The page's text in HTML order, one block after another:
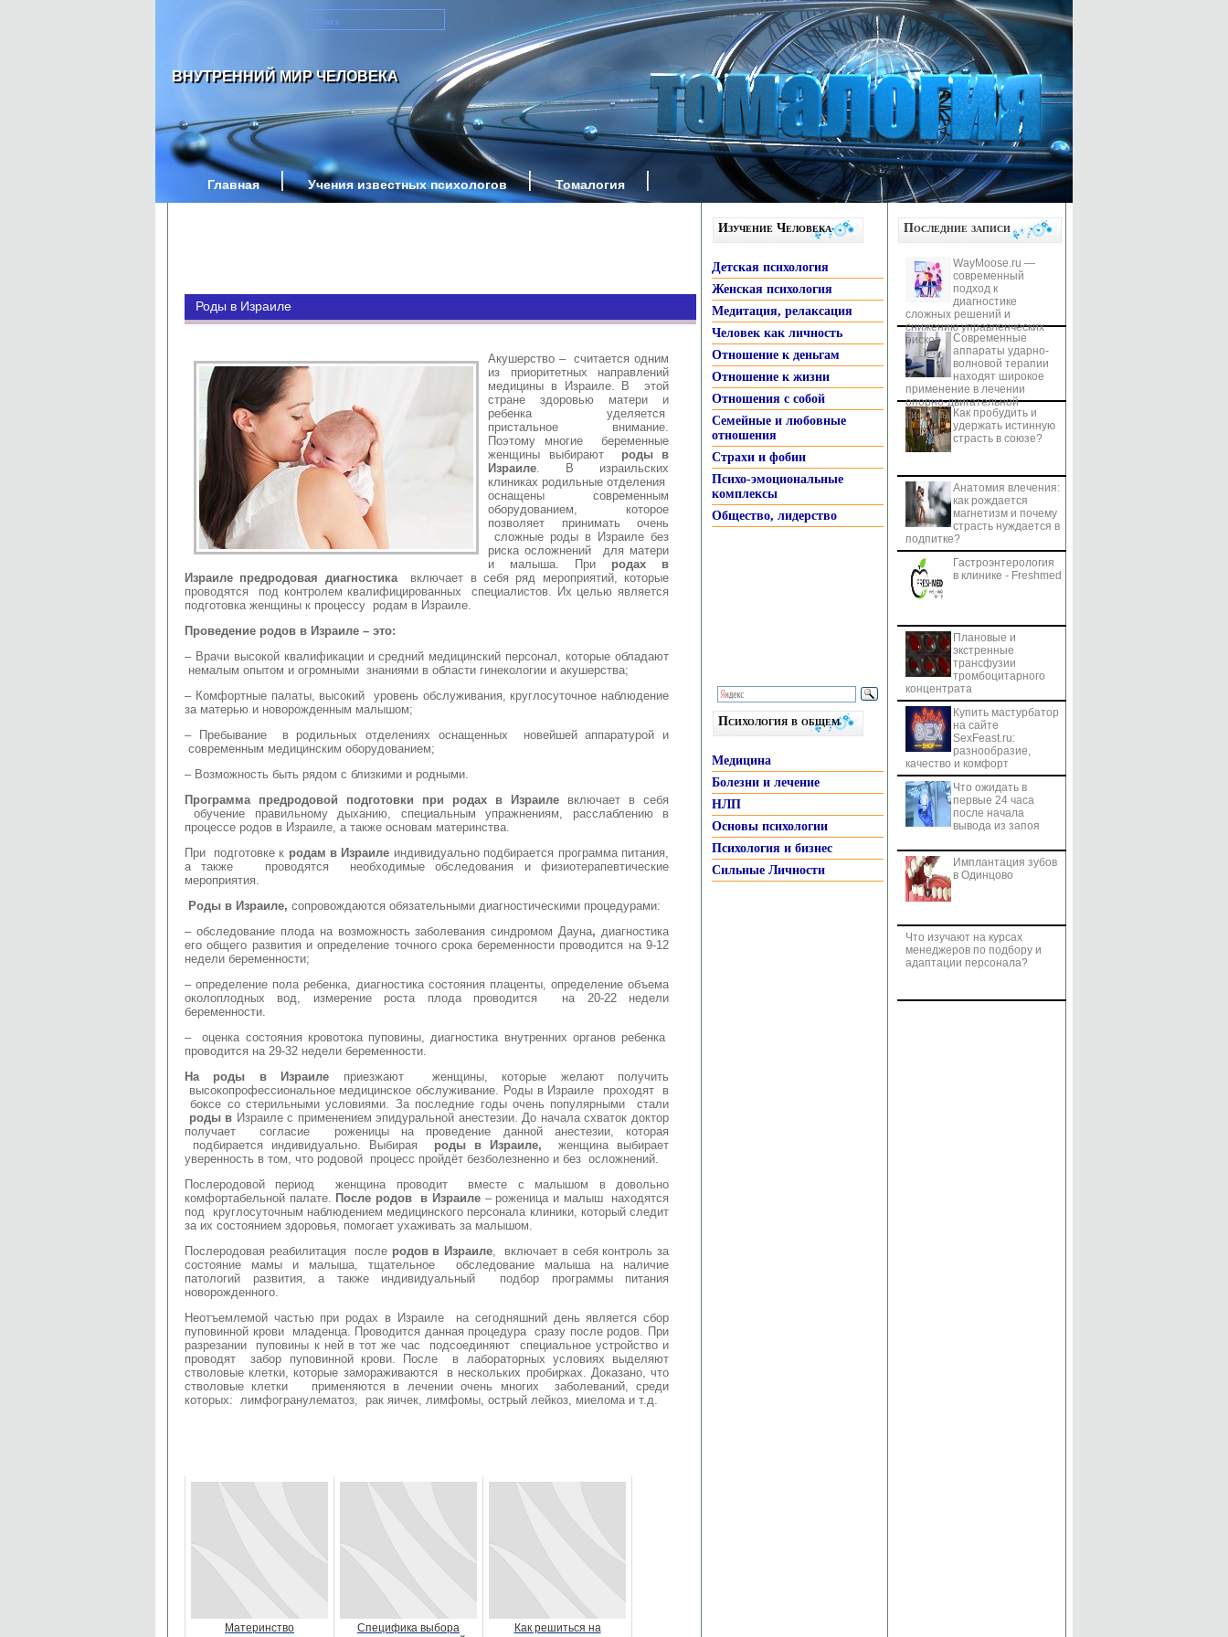
ВНУТРЕННИЙ МИР ЧЕЛОВЕКА
Главная Учения известных психологов Томалогия
Роды в Израиле
Акушерство – считается одним
из приоритетных направлений
медицины в Израиле. В этой
стране здоровью матери и
ребенка уделяется
пристальное внимание.
Поэтому многие беременные
женщины выбирают роды в
Израиле . В израильских
клиниках родильные отделения
оснащены современным
оборудованием, которое
позволяет принимать очень
сложные роды в Израиле без
риска осложнений для матери
и малыша. При родах в
Израиле предродовая диагностика
включает в себя ряд мероприятий, которые
проводятся под контролем квалифицированных специалистов. Их целью является
подготовка женщины к процессу родам в Израиле.
Проведение родов в Израиле – это:
– Врачи высокой квалификации и средний медицинский персонал, которые обладают
немалым опытом и огромными знаниями в области гинекологии и акушерства;
– Комфортные палаты, высокий уровень обслуживания, круглосуточное наблюдение
за матерью и новорожденным малышом;
– Пребывание в родильных отделениях оснащенных новейшей аппаратурой и
современным медицинским оборудованием;
– Возможность быть рядом с близкими и родными.
Программа предродовой подготовки при родах в Израиле включает в себя
обучение правильному дыханию, специальным упражнениям, расслаблению в
процессе родов в Израиле, а также основам материнства.
При подготовке к родам в Израиле индивидуально подбирается программа питания,
а также проводятся необходимые обследования и физиотерапевтические
мероприятия.
Роды в Израиле, сопровождаются обязательными диагностическими процедурами:
– обследование плода на возможность заболевания синдромом Дауна, диагностика
его общего развития и определение точного срока беременности проводится на 9-12
недели беременности;
– определение пола ребенка, диагностика состояния плаценты, определение объема
околоплодных вод, измерение роста плода проводится на 20-22 недели
беременности.
– оценка состояния кровотока пуповины, диагностика внутренних органов ребенка
проводится на 29-32 недели беременности.
На роды в Израиле приезжают женщины, которые желают получить
высокопрофессиональное медицинское обслуживание. Роды в Израиле проходят в
боксе со стерильными условиями. За последние годы очень популярными стали
роды в Израиле с применением эпидуральной анестезии. До начала схваток доктор
получает согласие роженицы на проведение данной анестезии, которая
подбирается индивидуально. Выбирая роды в Израиле,
женщина выбирает
уверенность в том, что родовой процесс пройдёт безболезненно и без осложнений.
Послеродовой период женщина проводит вместе с малышом в довольно
комфортабельной палате. После родов в Израиле – роженица и малыш находятся
под круглосуточным наблюдением медицинского персонала клиники, который следит
за их состоянием здоровья, помогает ухаживать за малышом.
Послеродовая реабилитация после родов в Израиле , включает в себя контроль за
состояние мамы и малыша, тщательное обследование малыша на наличие
патологий развития, а также индивидуальный подбор программы питания
новорожденного.
Неотъемлемой частью при родах в Израиле на сегодняшний день является сбор
пуповинной крови младенца. Проводится данная процедура сразу после родов. При
разрезании пуповины к ней в тот же час подсоединяют специальное устройство и
проводят забор пуповинной крови. После в лабораторных условиях выделяют
стволовые клетки, которые замораживаются в нескольких пробирках. Доказано, что
стволовые клетки применяются в лечении очень многих заболеваний, среди
которых: лимфогранулематоз, рак яичек, лимфомы, острый лейкоз, миелома и т.д.
Материнство
Специфика выбора
Как решиться на
Изучение Человека
Детская психология
Женская психология
Медитация, релаксация
Человек как личность
Отношение к деньгам
Отношение к жизни
Отношения с собой
Семейные и любовные
отношения
Страхи и фобии
Психо-эмоциональные
комплексы
Общество, лидерство
Психология в общем
Медицина
Болезни и лечение
НЛП
Основы психологии
Психология и бизнес
Сильные Личности
Последние записи
WayMoose.ru —
современный
подход к
диагностике
сложных решений и
снижению управленческих
рисков
Современные
аппараты ударно-
волновой терапии
находят широкое
применение в лечении
опорно-двигательной
системы Как пробудить и
удержать истинную
страсть в союзе?
Анатомия влечения:
как рождается
магнетизм и почему
страсть нуждается в
подпитке?
Гастроэнтерология
в клинике - Freshmed
Плановые и
экстренные
трансфузии
тромбоцитарного
концентрата
Купить мастурбатор
на сайте
SexFeast.ru:
разнообразие,
качество и комфорт
Что ожидать в
первые 24 часа
после начала
вывода из запоя
Имплантация зубов
в Одинцово
Что изучают на курсах
менеджеров по подбору и
адаптации персонала?